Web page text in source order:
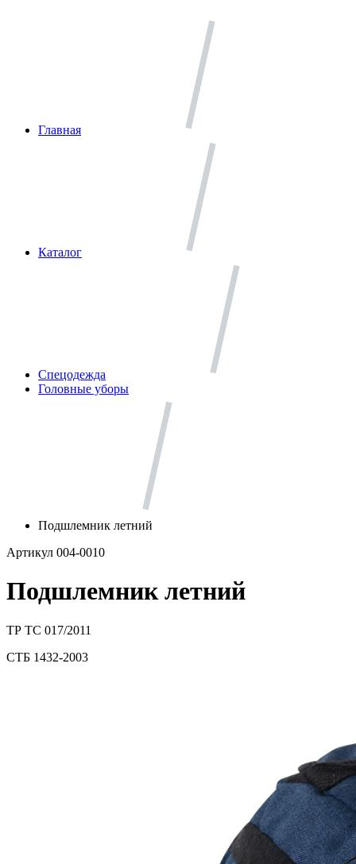
Главная
Каталог
Спецодежда
Головные уборы
Подшлемник летний
Артикул 004-0010
Подшлемник летний
ТР ТС 017/2011
СТБ 1432-2003